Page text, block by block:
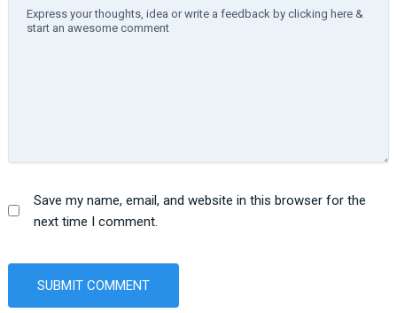
Save my name, email, and website in this browser for the
next time I comment.